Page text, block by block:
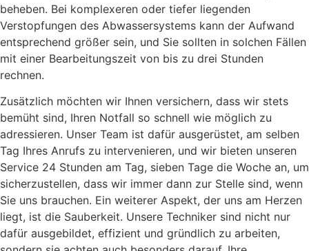
beheben. Bei komplexeren oder tiefer liegenden
Verstopfungen des Abwassersystems kann der Aufwand
entsprechend größer sein, und Sie sollten in solchen Fällen
mit einer Bearbeitungszeit von bis zu drei Stunden
rechnen.
Zusätzlich möchten wir Ihnen versichern, dass wir stets
bemüht sind, Ihren Notfall so schnell wie möglich zu
adressieren. Unser Team ist dafür ausgerüstet, am selben
Tag Ihres Anrufs zu intervenieren, und wir bieten unseren
Service 24 Stunden am Tag, sieben Tage die Woche an, um
sicherzustellen, dass wir immer dann zur Stelle sind, wenn
Sie uns brauchen. Ein weiterer Aspekt, der uns am Herzen
liegt, ist die Sauberkeit. Unsere Techniker sind nicht nur
dafür ausgebildet, effizient und gründlich zu arbeiten,